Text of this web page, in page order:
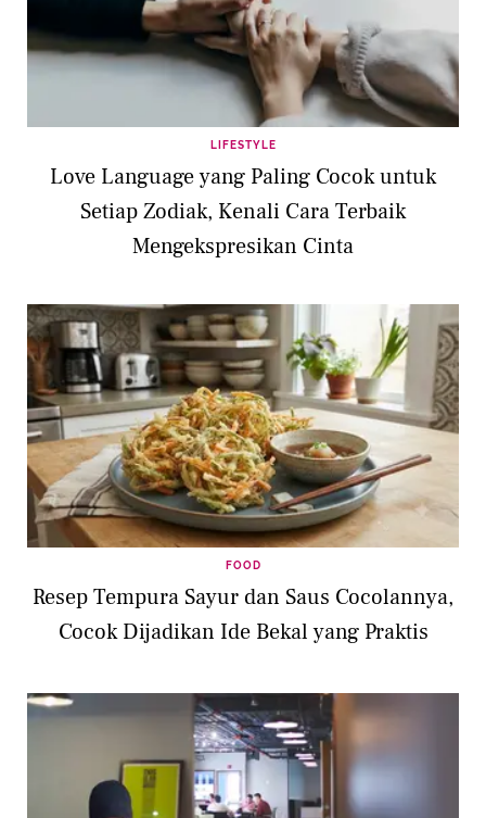
LIFESTYLE
Love Language yang Paling Cocok untuk
Setiap Zodiak, Kenali Cara Terbaik
Mengekspresikan Cinta
FOOD
Resep Tempura Sayur dan Saus Cocolannya,
Cocok Dijadikan Ide Bekal yang Praktis